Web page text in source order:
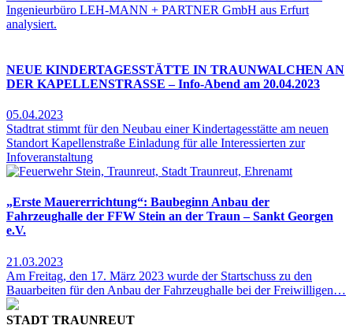
Ingenieurbüro LEH-MANN + PARTNER GmbH aus Erfurt
analysiert.
NEUE KINDERTAGESSTÄTTE IN TRAUNWALCHEN AN
DER KAPELLENSTRASSE – Info-Abend am 20.04.2023
05.04.2023
Stadtrat stimmt für den Neubau einer Kindertagesstätte am neuen
Standort Kapellenstraße Einladung für alle Interessierten zur
Infoveranstaltung
„Erste Mauererrichtung“: Baubeginn Anbau der
Fahrzeughalle der FFW Stein an der Traun – Sankt Georgen
e.V.
21.03.2023
Am Freitag, den 17. März 2023 wurde der Startschuss zu den
Bauarbeiten für den Anbau der Fahrzeughalle bei der Freiwilligen…
STADT TRAUNREUT